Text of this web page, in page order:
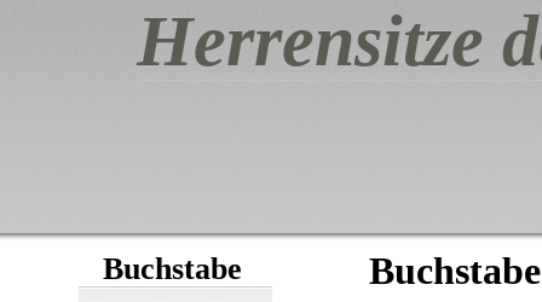
Herrensitze
Buchstabe